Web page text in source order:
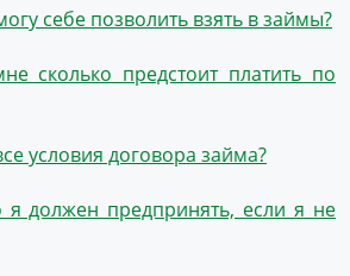
себе позволить взять в займы?
сколько предстоит платить по
условия договора займа?
должен предпринять, если я не